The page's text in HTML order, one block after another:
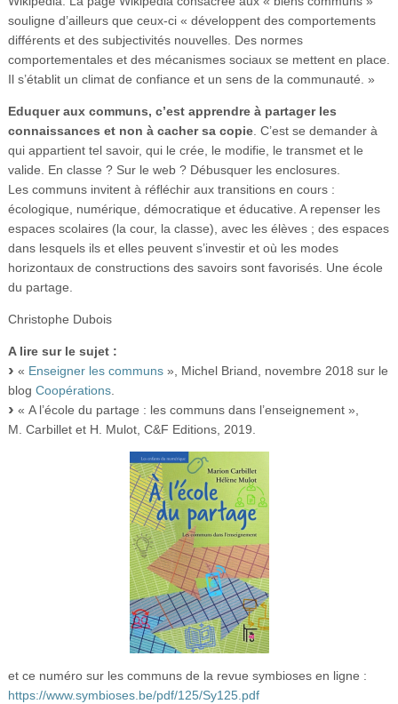
souligne d’ailleurs que ceux-ci « développent des comportements
différents et des subjectivités nouvelles. Des normes
comportementales et des mécanismes sociaux se mettent en place.
Il s’établit un climat de confiance et un sens de la communauté. »
Eduquer aux communs, c’est apprendre à partager les
connaissances et non à cacher sa copie. C’est se demander à
qui appartient tel savoir, qui le crée, le modifie, le transmet et le
valide. En classe ? Sur le web ? Débusquer les enclosures.
Les communs invitent à réfléchir aux transitions en cours :
écologique, numérique, démocratique et éducative. A repenser les
espaces scolaires (la cour, la classe), avec les élèves ; des espaces
dans lesquels ils et elles peuvent s’investir et où les modes
horizontaux de constructions des savoirs sont favorisés. Une école
du partage.
Christophe Dubois
A lire sur le sujet :
« Enseigner les communs», Michel Briand, novembre 2018 sur le
blog Coopérations.
« A l’école du partage : les communs dans l’enseignement »,
M. Carbillet et H. Mulot, C&F Editions, 2019.
et ce numéro sur les communs de la revue symbioses en ligne :
https://www.symbioses.be/pdf/125/Sy125.pdf